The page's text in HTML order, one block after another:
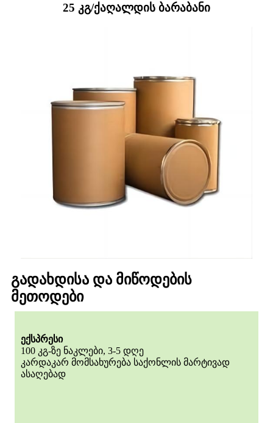
25 კგ/ქაღალდის ბარაბანი
გადახდისა და მიწოდების
მეთოდები
ექსპრესი
100 კგ-ზე ნაკლები, 3-5 დღე
კარდაკარ მომსახურება საქონლის მარტივად
ასაღებად